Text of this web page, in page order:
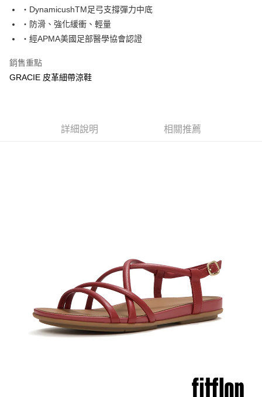
宅配
每筆NT$80，滿NT$1,000(含以上)免運費
‧DynamicushTM足弓支撐彈力中底
‧防滑、強化緩衝、輕量
‧經APMA美國足部醫學協會認證
銷售重點
GRACIE 皮革細帶涼鞋
詳細說明 相關推薦